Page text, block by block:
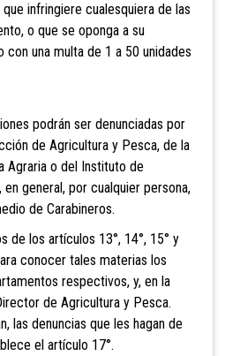
infringiere cualesquiera de las
o que se oponga a su
con una multa de 1 a 50 unidades
podrán ser denunciadas por
de Agricultura y Pesca, de la
Agraria o del Instituto de
general, por cualquier persona,
de Carabineros.
de los artículos 13°, 14°, 15° y
conocer tales materias los
respectivos, y, en la
de Agricultura y Pesca.
las denuncias que les hagan de
el artículo 17°.